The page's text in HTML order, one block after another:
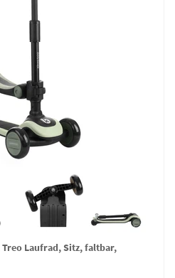
Laufrad, Sitz, faltbar,